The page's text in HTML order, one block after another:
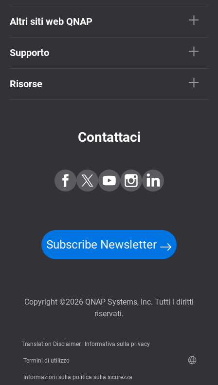
Altri siti web QNAP
Supporto
Risorse
Contattaci
Subscribe Newsletter
Copyright ©2026 QNAP Systems, Inc. Tutti i diritti
riservati.
Translation Disclaimer Informativa sulla privacy
Termini di utilizzo
Informazioni sulla politica sulla sicurezza